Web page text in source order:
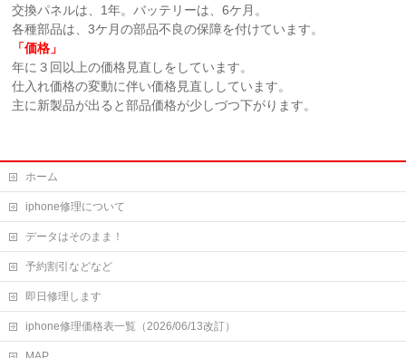
交換パネルは、1年。バッテリーは、6ケ月。
各種部品は、3ケ月の部品不良の保障を付けています。
「価格」
年に３回以上の価格見直しをしています。
仕入れ価格の変動に伴い価格見直ししています。
主に新製品が出ると部品価格が少しづつ下がります。
ホーム
iphone修理について
データはそのまま！
予約割引などなど
即日修理します
iphone修理価格表一覧（2026/06/13改訂）